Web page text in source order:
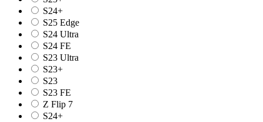
S24+
S25 Edge
S24 Ultra
S24 FE
S23 Ultra
S23+
S23
S23 FE
Z Flip 7
S24+